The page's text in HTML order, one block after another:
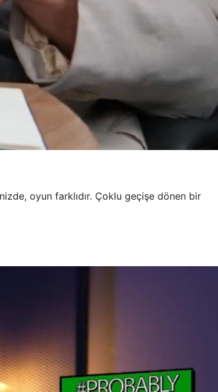
oyun farklıdır. Çoklu geçişe dönen bir